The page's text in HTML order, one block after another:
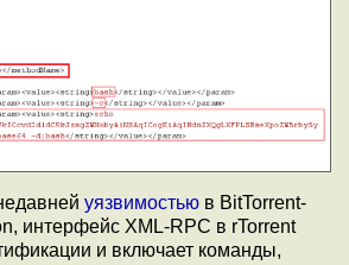
уязвимостью в BitTorrent-
интерфейс XML-RPC в rTorrent
и включает команды,